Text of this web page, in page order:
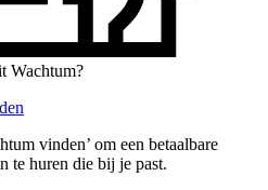
Wachtum?
vinden’ om een betaalbare
te huren die bij je past.